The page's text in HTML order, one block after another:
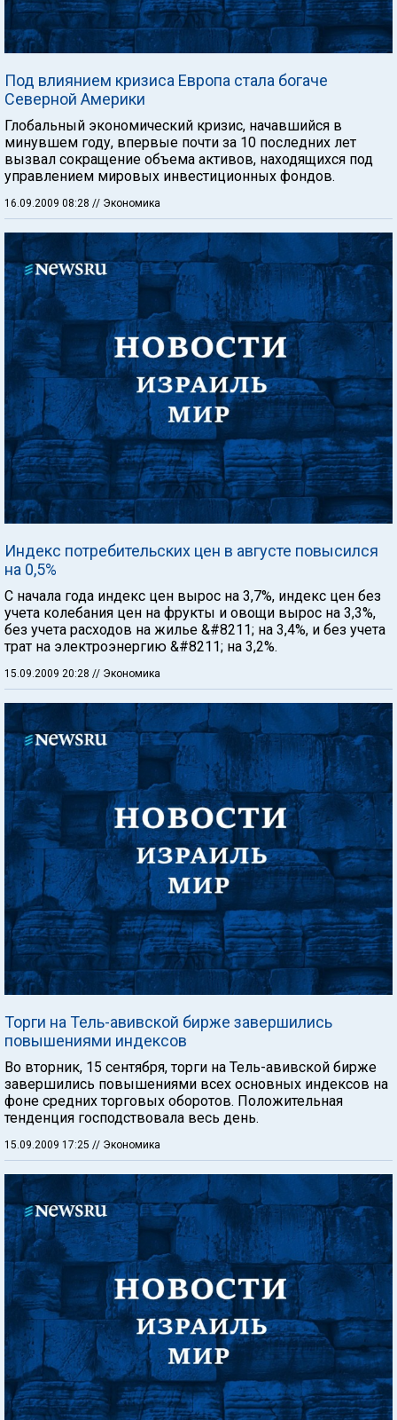
Под влиянием кризиса Европа стала богаче
Северной Америки
Глобальный экономический кризис, начавшийся в
минувшем году, впервые почти за 10 последних лет
вызвал сокращение объема активов, находящихся под
управлением мировых инвестиционных фондов.
16.09.2009 08:28 // Экономика
Индекс потребительских цен в августе повысился
на 0,5%
С начала года индекс цен вырос на 3,7%, индекс цен без
учета колебания цен на фрукты и овощи вырос на 3,3%,
без учета расходов на жилье &#8211; на 3,4%, и без учета
трат на электроэнергию &#8211; на 3,2%.
15.09.2009 20:28 // Экономика
Торги на Тель-авивской бирже завершились
повышениями индексов
Во вторник, 15 сентября, торги на Тель-авивской бирже
завершились повышениями всех основных индексов на
фоне средних торговых оборотов. Положительная
тенденция господствовала весь день.
15.09.2009 17:25 // Экономика